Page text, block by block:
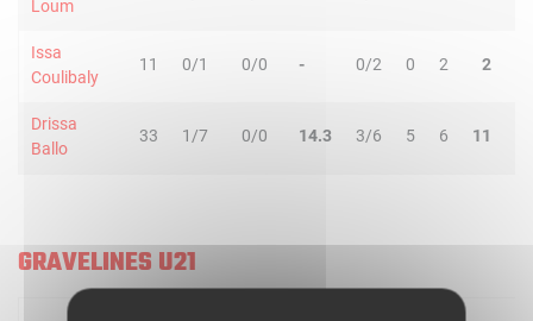
Loum
Issa
Coulibaly
11 0/1 0/0 - 0/2 0 2 2
Drissa
Ballo
33 1/7 0/0 14.3 3/6 5 6 11
GRAVELINES U21